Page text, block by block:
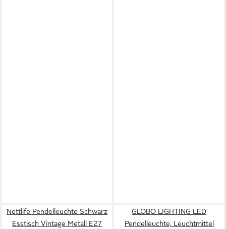
Nettlife Pendelleuchte Schwarz
Esstisch Vintage Metall E27
GLOBO LIGHTING LED
Pendelleuchte, Leuchtmittel